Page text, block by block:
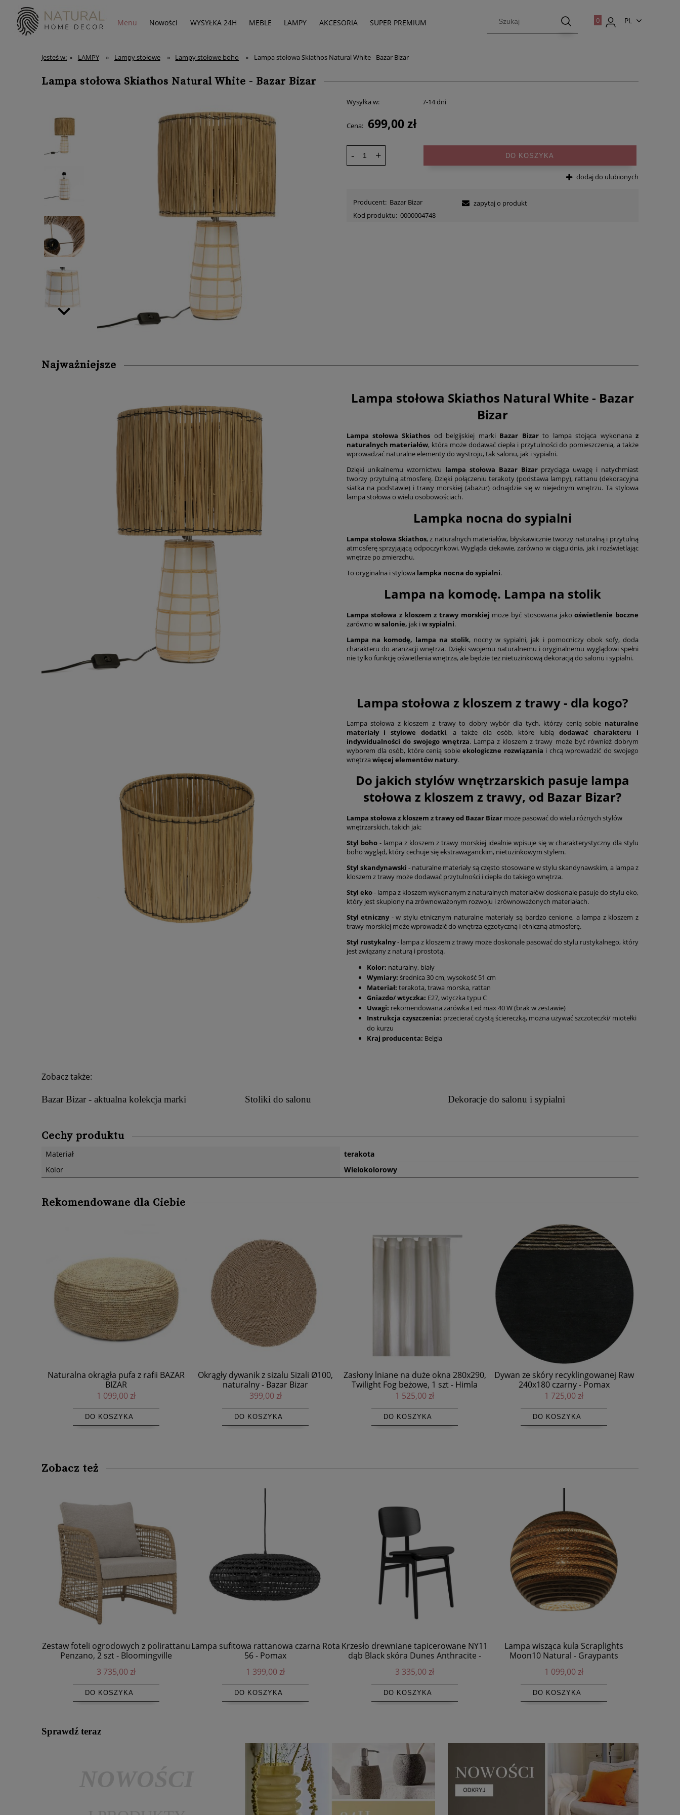
Menu Nowości WYSYŁKA 24H MEBLE LAMPY AKCESORIA SUPER PREMIUM
PL
Jesteś w: » LAMPY » Lampy stołowe » Lampy stołowe boho » Lampa stołowa Skiathos Natural White - Bazar Bizar
Lampa stołowa Skiathos Natural White - Bazar Bizar
Wysyłka w: 7-14 dni
Cena: 699,00 zł
- + DO KOSZYKA
dodaj do ulubionych
Producent: Bazar Bizar
Kod produktu: 0000004748
zapytaj o produkt
Najważniejsze
Lampa stołowa Skiathos Natural White - Bazar
Bizar
Lampa stołowa Skiathos od belgijskiej marki Bazar Bizarto lampa stojąca wykonana z
naturalnych materiałów, która może dodawać ciepła i przytulności do pomieszczenia, a także
wprowadzać naturalne elementy do wystroju, tak salonu, jak i sypialni.
Dzięki unikalnemu wzornictwu lampa stołowa Bazar Bizarprzyciąga uwagę i natychmiast
tworzy przytulną atmosferę. Dzięki połączeniu terakoty (podstawa lampy), rattanu (dekoracyjna
siatka na podstawie) i trawy morskiej (abażur) odnajdzie się w niejednym wnętrzu. Ta stylowa
lampa stołowa o wielu osobowościach.
Lampka nocna do sypialni
Lampa stołowa Skiathos, z naturalnych materiałów, błyskawicznie tworzy naturalną i przytulną
atmosferę sprzyjającą odpoczynkowi. Wygląda ciekawie, zarówno w ciągu dnia, jak i rozświetlając
wnętrze po zmierzchu.
To oryginalna i stylowa lampka nocna do sypialni.
Lampa na komodę. Lampa na stolik
Lampa stołowa z kloszem z trawy morskiej może być stosowana jako oświetlenie boczne
zarówno w salonie, jak i w sypialni.
Lampa na komodę, lampa na stolik, nocny w sypialni, jak i pomocniczy obok sofy, doda
charakteru do aranżacji wnętrza. Dzięki swojemu naturalnemu i oryginalnemu wyglądowi spełni
nie tylko funkcję oświetlenia wnętrza, ale będzie też nietuzinkową dekoracją do salonu i sypialni.
Lampa stołowa z kloszem z trawy - dla kogo?
Lampa stołowa z kloszem z trawy to dobry wybór dla tych, którzy cenią sobie naturalne
materiały i stylowe dodatki, a także dla osób, które lubiądodawać charakteru i
indywidualności do swojego wnętrza. Lampa z kloszem z trawy może być również dobrym
wyborem dla osób, które cenią sobieekologiczne rozwiązania i chcą wprowadzić do swojego
wnętrza więcej elementów natury.
Do jakich stylów wnętrzarskich pasuje lampa
stołowa z kloszem z trawy, od Bazar Bizar?
Lampa stołowa z kloszem z trawy od Bazar Bizarmoże pasować do wielu różnych stylów
wnętrzarskich, takich jak:
Styl boho- lampa z kloszem z trawy morskiej idealnie wpisuje się w charakterystyczny dla stylu
boho wygląd, który cechuje się ekstrawaganckim, nietuzinkowym stylem.
Styl skandynawski - naturalne materiały są często stosowane w stylu skandynawskim, a lampa z
kloszem z trawy może dodawać przytulności i ciepła do takiego wnętrza.
Styl eko- lampa z kloszem wykonanym z naturalnych materiałów doskonale pasuje do stylu eko,
który jest skupiony na zrównoważonym rozwoju i zrównoważonych materiałach.
Styl etniczny- w stylu etnicznym naturalne materiały są bardzo cenione, a lampa z kloszem z
trawy morskiej może wprowadzić do wnętrza egzotyczną i etniczną atmosferę.
Styl rustykalny- lampa z kloszem z trawy może doskonale pasować do stylu rustykalnego, który
jest związany z naturą i prostotą.
Kolor: naturalny, biały
Wymiary: średnica 30 cm, wysokość 51 cm
Materiał: terakota, trawa morska, rattan
Gniazdo/ wtyczka: E27, wtyczka typu C
Uwagi: rekomendowana żarówka Led max 40 W (brak w zestawie)
Instrukcja czyszczenia: przecierać czystą ściereczką, można używać szczoteczki/ miotełki
do kurzu
Kraj producenta: Belgia
Zobacz także:
Bazar Bizar - aktualna kolekcja marki Stoliki do salonu Dekoracje do salonu i sypialni
Cechy produktu
Materiał
terakota
Kolor
Wielokolorowy
Rekomendowane dla Ciebie
Okrągły dywanik z sizalu Sizali Ø100,
naturalny - Bazar Bizar
399,00 zł
DO KOSZYKA
Zasłony lniane na duże okna 280x290,
Twilight Fog beżowe, 1 szt - Himla
1 525,00 zł
DO KOSZYKA
Dywan ze skóry recyklingowanej Raw
240x180 czarny - Pomax
1 725,00 zł
DO KOSZYKA
Krzesło drewniane z tapicerowanym
siedziskiem NY11 Natural, Hallingdal
65, wybór koloru - NORR11
3 099,00 zł
DO KOSZYKA
Zobacz też
Zestaw foteli ogrodowych z polirattanu
Penzano, 2 szt - Bloomingville
3 735,00 zł
DO KOSZYKA
Lampa sufitowa rattanowa czarna Rota
56 - Pomax
1 399,00 zł
DO KOSZYKA
Krzesło drewniane tapicerowane NY11
dąb Black skóra Dunes Anthracite -
3 335,00 zł
DO KOSZYKA
Lampa wisząca kula Scraplights
Moon10 Natural - Graypants
1 099,00 zł
DO KOSZYKA
Sprawdź teraz